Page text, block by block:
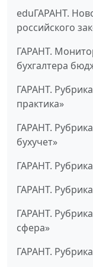
eduГАРАНТ.
российского
ГАРАНТ.
бухгалтера
ГАРАНТ.
практика»
ГАРАНТ.
бухучет»
ГАРАНТ.
ГАРАНТ.
ГАРАНТ.
сфера»
ГАРАНТ.